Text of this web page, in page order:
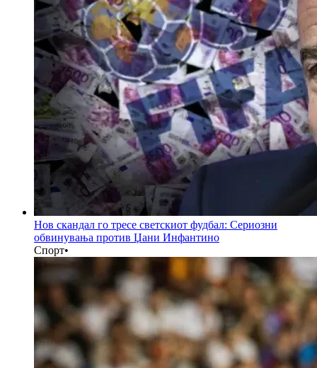
Нов скандал го тресе светскиот фудбал: Сериозни
обвинувања против Џани Инфантино
Спорт•